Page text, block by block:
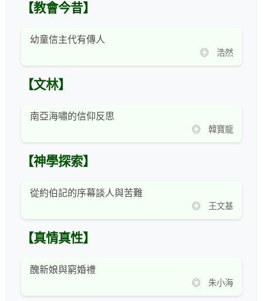
【教會今昔】
幼童信主代有傳人
◎ 浩然
【文林】
南亞海嘯的信仰反思
◎ 韓寶龍
【神學探索】
從約伯記的序幕談人與苦難
◎ 王文基
【真情真性】
醜新娘與窮婚禮
◎ 朱小海